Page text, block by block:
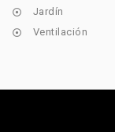
 Jardín
 Ventilación